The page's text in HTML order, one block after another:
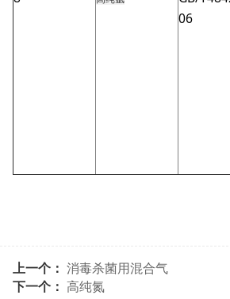
06
上一个： 消毒杀菌用混合气
下一个： 高纯氮